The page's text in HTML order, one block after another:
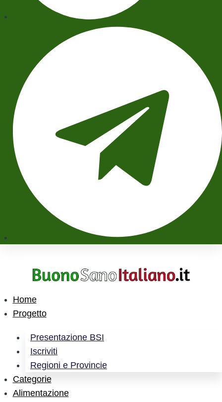
Home
Progetto
Presentazione BSI
Iscriviti
Regioni e Provincie
Categorie
Alimentazione